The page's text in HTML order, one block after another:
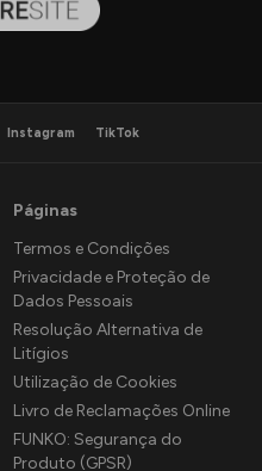
Instagram TikTok
Páginas
Termos e Condições
Privacidade e Proteção de
Dados Pessoais
Resolução Alternativa de
Litígios
Utilização de Cookies
Livro de Reclamações Online
FUNKO: Segurança do
Produto (GPSR)